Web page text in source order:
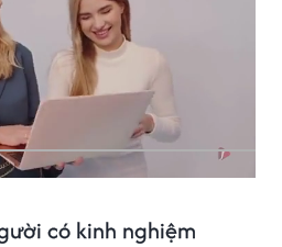
có kinh nghiệm